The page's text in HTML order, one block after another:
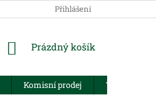
Přihlášení
NÁKUPNÍ
Prázdný košík
Komisní prodej
Trezory